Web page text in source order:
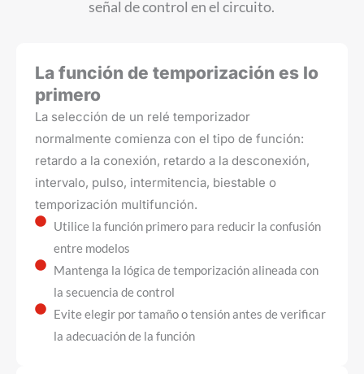
señal de control en el circuito.
La función de temporización es lo
primero
La selección de un relé temporizador
normalmente comienza con el tipo de función:
retardo a la conexión, retardo a la desconexión,
intervalo, pulso, intermitencia, biestable o
temporización multifunción.
Utilice la función primero para reducir la confusión
entre modelos
Mantenga la lógica de temporización alineada con
la secuencia de control
Evite elegir por tamaño o tensión antes de verificar
la adecuación de la función